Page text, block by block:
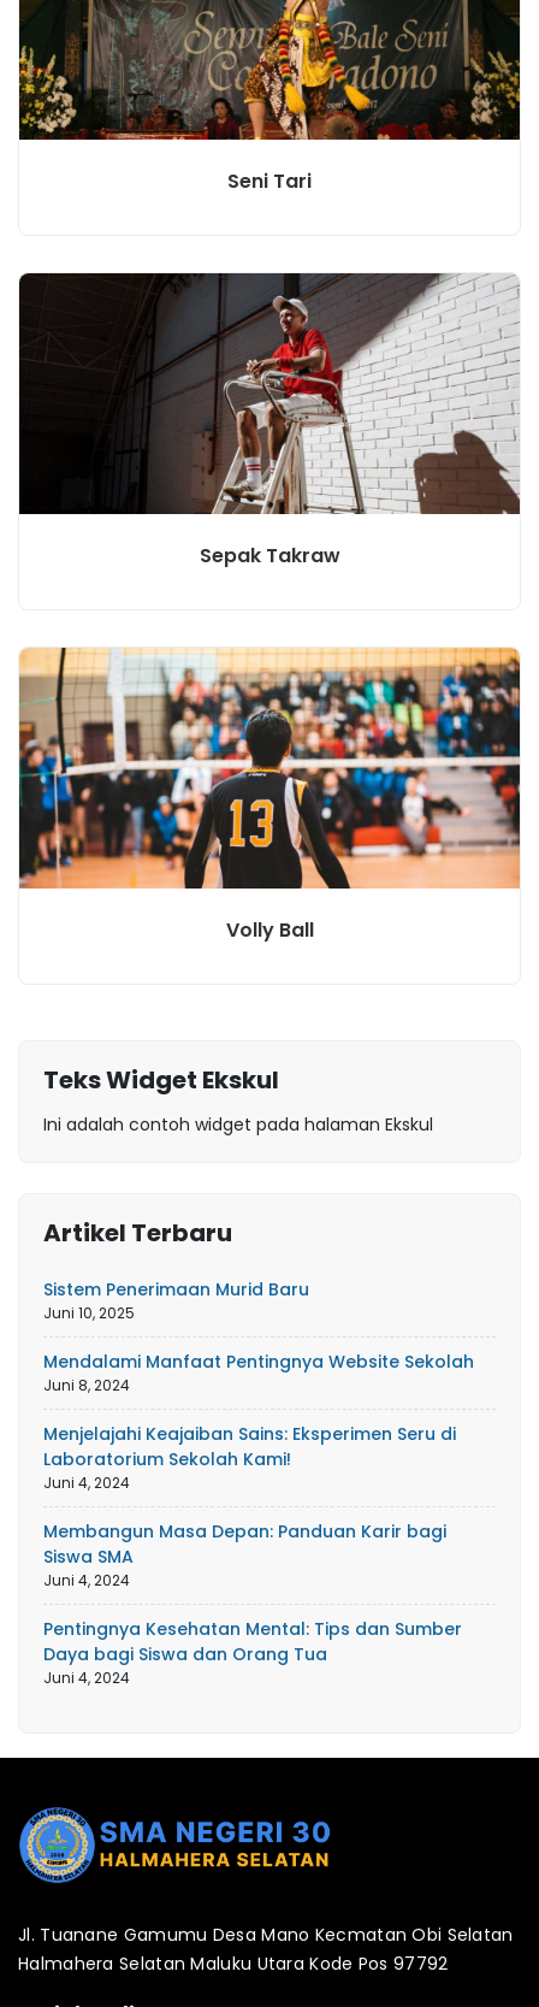
Seni Tari
Sepak Takraw
Volly Ball
Teks Widget Ekskul
Ini adalah contoh widget pada halaman Ekskul
Artikel Terbaru
Sistem Penerimaan Murid Baru
Juni 10, 2025
Mendalami Manfaat Pentingnya Website Sekolah
Juni 8, 2024
Menjelajahi Keajaiban Sains: Eksperimen Seru di
Laboratorium Sekolah Kami!
Juni 4, 2024
Membangun Masa Depan: Panduan Karir bagi
Siswa SMA
Juni 4, 2024
Pentingnya Kesehatan Mental: Tips dan Sumber
Daya bagi Siswa dan Orang Tua
Juni 4, 2024
Jl. Tuanane Gamumu Desa Mano Kecmatan Obi Selatan
Halmahera Selatan Maluku Utara Kode Pos 97792